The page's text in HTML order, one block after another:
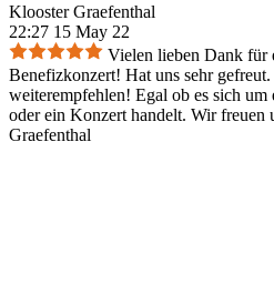
Klooster Graefenthal
22:27 15 May 22
Vielen lieben Dank für
Benefizkonzert! Hat uns sehr
weiterempfehlen! Egal ob es sich
oder ein Konzert handelt. Wir freuen
Graefenthal